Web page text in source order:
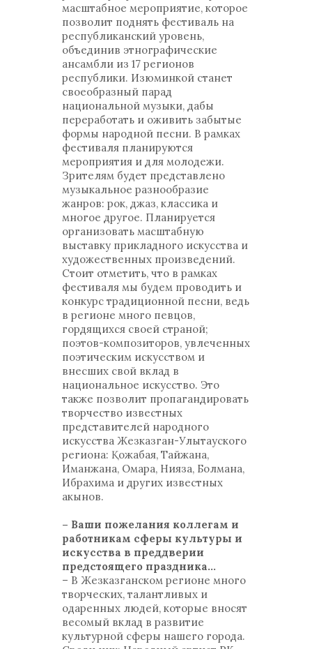
масштабное мероприятие, которое
позволит поднять фестиваль на
республиканский уровень,
объединив этнографические
ансамбли из 17 регионов
республики. Изюминкой станет
своеобразный парад
национальной музыки, дабы
переработать и оживить забытые
формы народной песни. В рамках
фестиваля планируются
мероприятия и для молодежи.
Зрителям будет представлено
музыкальное разнообразие
жанров: рок, джаз, классика и
многое другое. Планируется
организовать масштабную
выставку прикладного искусства и
художественных произведений.
Стоит отметить, что в рамках
фестиваля мы будем проводить и
конкурс традиционной песни, ведь
в регионе много певцов,
гордящихся своей страной;
поэтов-композиторов, увлеченных
поэтическим искусством и
внесших свой вклад в
национальное искусство. Это
также позволит пропагандировать
творчество известных
представителей народного
искусства Жезказган-Улытауского
региона: Қожабая, Тайжана,
Иманжана, Омара, Нияза, Болмана,
Ибрахима и других известных
акынов.
– Ваши пожелания коллегам и
работникам сферы культуры и
искусства в преддверии
предстоящего праздника…
– В Жезказганском регионе много
творческих, талантливых и
одаренных людей, которые вносят
весомый вклад в развитие
культурной сферы нашего города.